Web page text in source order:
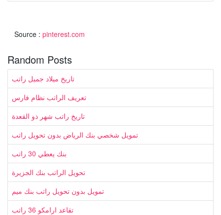
Source : pinterest.com
Random Posts
تاريخ ميلاد جميل راتب
تعريف الراتب نظام فارس
تاريخ راتب شهر ذو القعدة
تمويل شخصي بنك الرياض بدون تحويل راتب
بنك يعطي 30 راتب
تحويل الراتب بنك الجزيرة
تمويل بدون تحويل راتب بنك ميم
تقاعد ارامكو 36 راتب